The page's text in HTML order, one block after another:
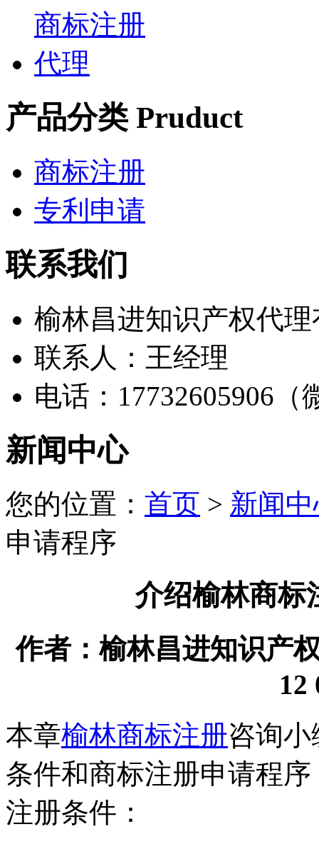
产品分类 Pruduct
商标注册
专利申请
联系我们
榆林昌进知识产权代
联系人：王经理
电话：17732605906（
新闻中心
您的位置： 首页 > 新闻
申请程序
介绍榆林商标
作者：榆林昌进知识产
12
本章榆林商标注册咨询
条件和商标注册申请程
注册条件：